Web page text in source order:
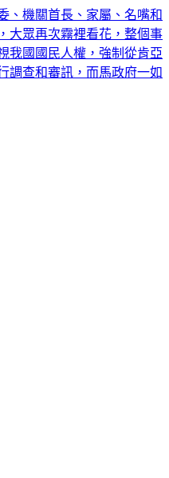
、機關首長、家屬、名嘴和
大眾再次霧裡看花，整個事
我國國民人權，強制從肯亞
調查和審訊，而馬政府一如